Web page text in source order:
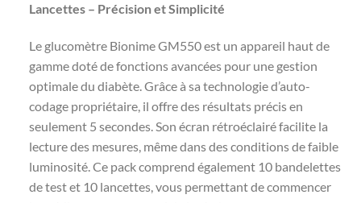
Lancettes – Précision et Simplicité
Le glucomètre Bionime GM550 est un appareil haut de
gamme doté de fonctions avancées pour une gestion
optimale du diabète. Grâce à sa technologie d’auto-
codage propriétaire, il offre des résultats précis en
seulement 5 secondes. Son écran rétroéclairé facilite la
lecture des mesures, même dans des conditions de faible
luminosité. Ce pack comprend également 10 bandelettes
de test et 10 lancettes, vous permettant de commencer